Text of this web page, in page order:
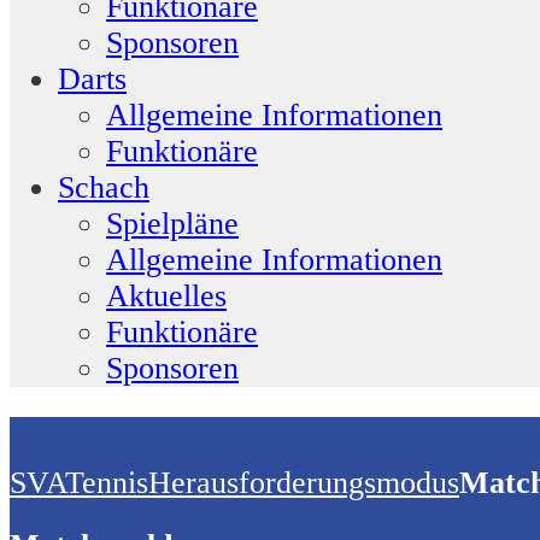
Sponsoren
Darts
Allgemeine Informationen
Funktionäre
Schach
Spielpläne
Allgemeine Informationen
Aktuelles
Funktionäre
Sponsoren
SVATennisHerausforderungs­modus